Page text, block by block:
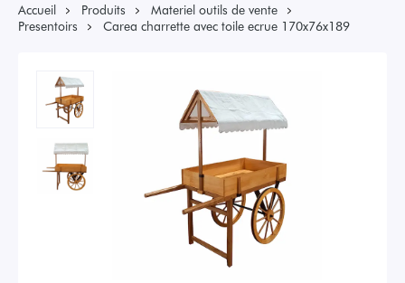
Accueil Produits
Materiel outils de vente
Presentoirs
Carea charrette avec toile ecrue 170x76x189